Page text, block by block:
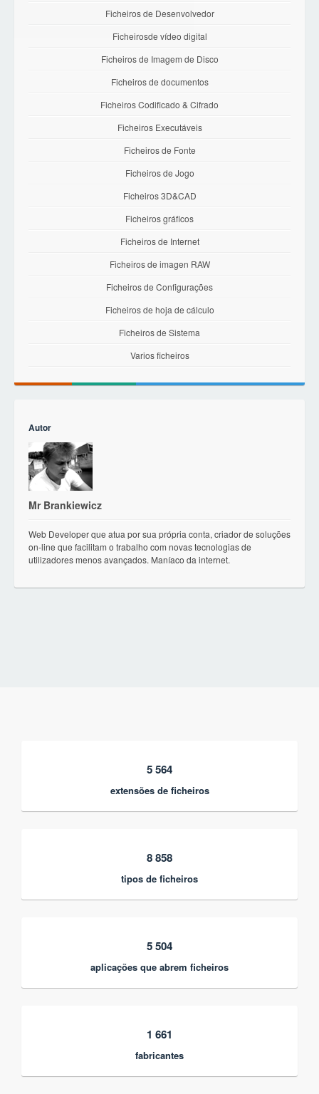
Ficheiros de Desenvolvedor
Ficheirosde vídeo digital
Ficheiros de Imagem de Disco
Ficheiros de documentos
Ficheiros Codificado & Cifrado
Ficheiros Executáveis
Ficheiros de Fonte
Ficheiros de Jogo
Ficheiros 3D&CAD
Ficheiros gráficos
Ficheiros de Internet
Ficheiros de imagen RAW
Ficheiros de Configurações
Ficheiros de hoja de cálculo
Ficheiros de Sistema
Varios ficheiros
Autor
Mr Brankiewicz
Web Developer que atua por sua própria conta, criador de soluções
on-line que facilitam o trabalho com novas tecnologias de
utilizadores menos avançados. Maníaco da internet.
5 564
extensões de ficheiros
8 858
tipos de ficheiros
5 504
aplicações que abrem ficheiros
1 661
fabricantes